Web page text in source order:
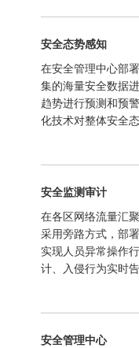
安全态势感知
在安全管理中心部
集的海量安全数据
趋势进行预测和预
化技术对整体安全
安全监测审计
在各区网络流量汇
采用旁路方式，部
实现人员异常操作
计、入侵行为实时
安全管理中心